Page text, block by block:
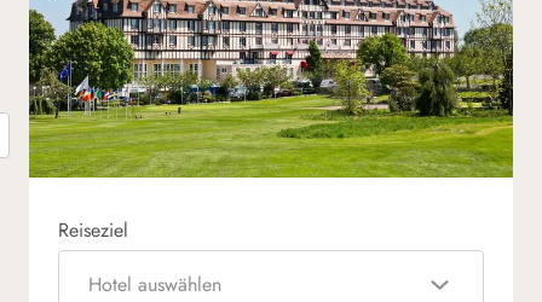
Reiseziel
Hotel auswählen